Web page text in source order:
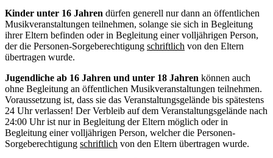
Kinder unter 16 Jahren dürfen generell nur dann an öffentlichen
Musikveranstaltungen teilnehmen, solange sie sich in Begleitung
ihrer Eltern befinden oder in Begleitung einer volljährigen Person,
der die Personen-Sorgeberechtigung schriftlich von den Eltern
übertragen wurde.
Jugendliche ab 16 Jahren und unter 18 Jahren können auch
ohne Begleitung an öffentlichen Musikveranstaltungen teilnehmen.
Voraussetzung ist, dass sie das Veranstaltungsgelände bis spätestens
24 Uhr verlassen! Der Verbleib auf dem Veranstaltungsgelände nach
24:00 Uhr ist nur in Begleitung der Eltern möglich oder in
Begleitung einer volljährigen Person, welcher die Personen-
Sorgeberechtigung schriftlich von den Eltern übertragen wurde.